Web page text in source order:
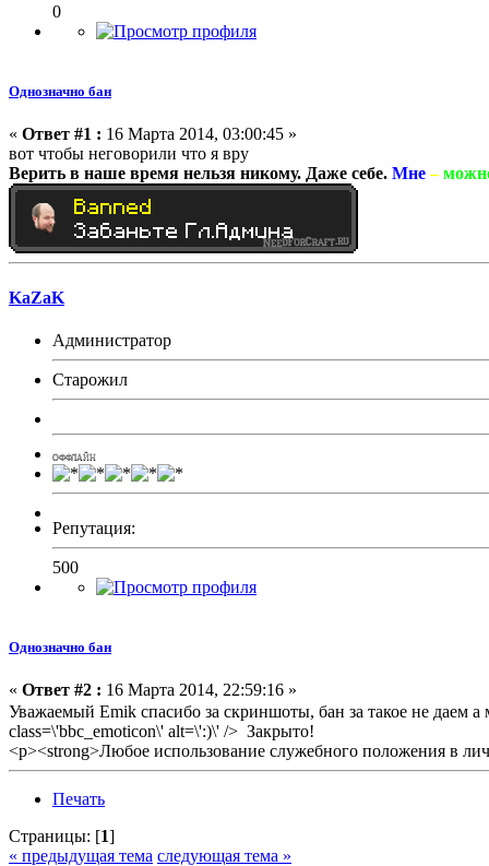
0
Однозначно бан
« Ответ #1 : 16 Марта 2014, 03:00:45 »
вот чтобы неговорили что я вру
Верить в наше время нельзя никому. Даже себе. Мне –
KaZaK
Администратор
Старожил
ОФФЛАЙН
Репутация:
500
Однозначно бан
« Ответ #2 : 16 Марта 2014, 22:59:16 »
Уважаемый Emik спасибо за скриншоты, бан за такое не даем
class=\'bbc_emoticon\' alt=\':)\' /> Закрыто!
<p><strong>Любое использование служебного положения в
Печать
Страницы: [1]
« предыдущая тема следующая тема »